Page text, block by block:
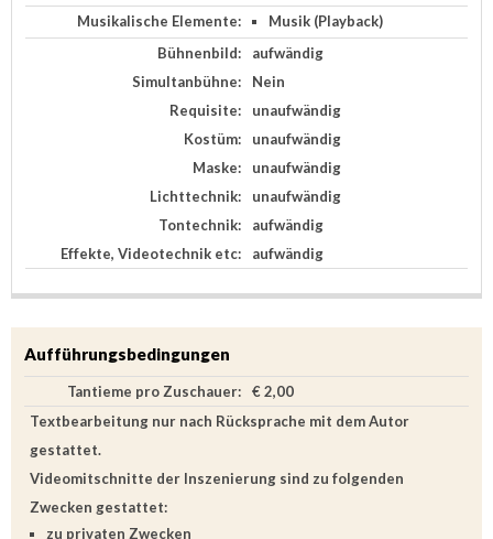
Musikalische Elemente:
Musik (Playback)
Bühnenbild:
aufwändig
Simultanbühne:
Nein
Requisite:
unaufwändig
Kostüm:
unaufwändig
Maske:
unaufwändig
Lichttechnik:
unaufwändig
Tontechnik:
aufwändig
Effekte, Videotechnik etc:
aufwändig
Aufführungsbedingungen
Tantieme pro Zuschauer:
€ 2,00
Textbearbeitung nur nach Rücksprache mit dem Autor
gestattet.
Videomitschnitte der Inszenierung sind zu folgenden
Zwecken gestattet:
zu privaten Zwecken